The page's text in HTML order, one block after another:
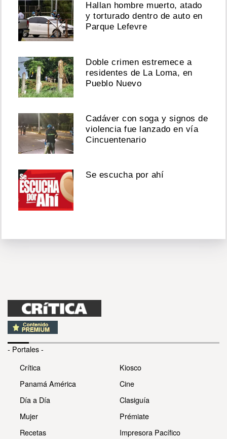
Hallan hombre muerto, atado
y torturado dentro de auto en
Parque Lefevre
Doble crimen estremece a
residentes de La Loma, en
Pueblo Nuevo
Cadáver con soga y signos de
violencia fue lanzado en vía
Cincuentenario
Se escucha por ahí
- Portales -
Crítica
Panamá América
Día a Día
Mujer
Recetas
Kiosco
Cine
Clasiguía
Prémiate
Impresora Pacífico